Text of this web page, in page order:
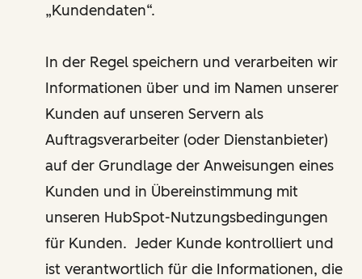
„Kundendaten“.
In der Regel speichern und verarbeiten wir
Informationen über und im Namen unserer
Kunden auf unseren Servern als
Auftragsverarbeiter (oder Dienstanbieter)
auf der Grundlage der Anweisungen eines
Kunden und in Übereinstimmung mit
unseren HubSpot-Nutzungsbedingungen
für Kunden. Jeder Kunde kontrolliert und
ist verantwortlich für die Informationen, die